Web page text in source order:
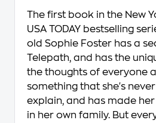
The first book in the New
USA TODAY bestselling
old Sophie Foster has a
Telepath, and has the
the thoughts of everyone
something that she's
explain, and has made
in her own family. But